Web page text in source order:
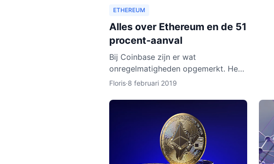
ETHEREUM
Alles over Ethereum en de 51
procent-aanval
Bij Coinbase zijn er wat
onregelmatigheden opgemerkt. Het
leek erop dat de ledger van
Dat zou betekenen dat personen
Floris·8 februari 2019